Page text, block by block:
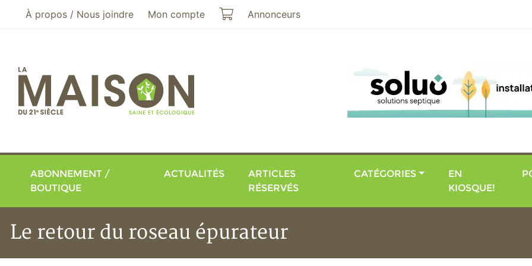
Aller au menu principal
Aller au contenu principal
À propos / Nous joindre Mon compte Mon panier
Annonceurs
ABONNEMENT /
BOUTIQUE
ACTUALITÉS
ARTICLES
RÉSERVÉS
CATÉGORIES
EN
KIOSQUE!
Le retour du roseau épurateur